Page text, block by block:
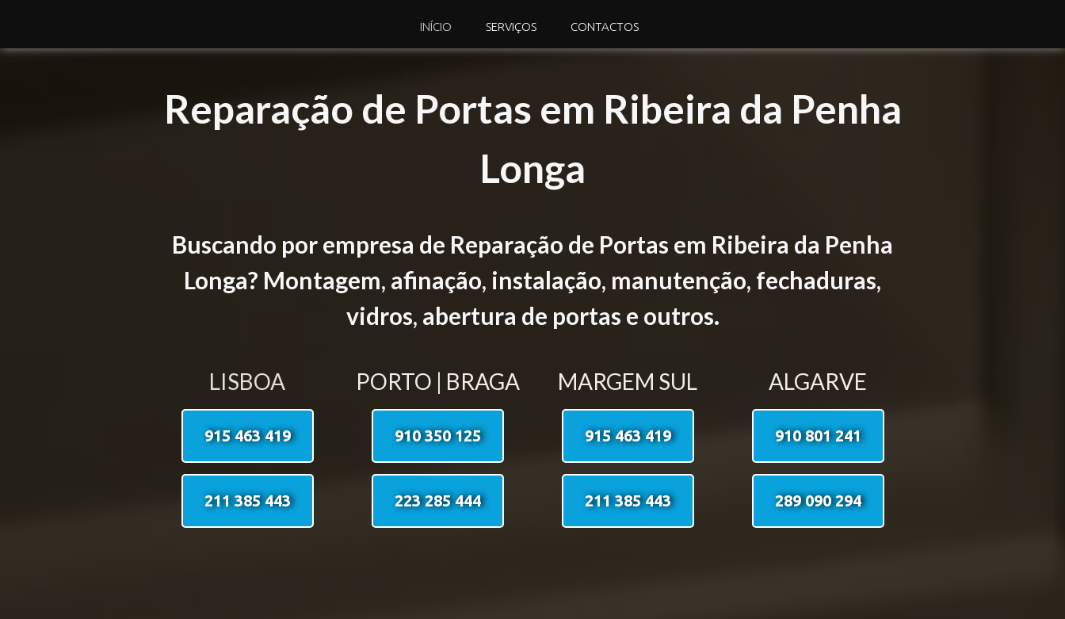
INÍCIO SERVIÇOS CONTACTOS
Reparação de Portas em Ribeira da Penha
Longa
Buscando por empresa de Reparação de Portas em Ribeira da Penha
Longa? Montagem, afinação, instalação, manutenção, fechaduras,
vidros, abertura de portas e outros.
LISBOA
915 463 419
211 385 443
PORTO | BRAGA
910 350 125
223 285 444
MARGEM SUL
915 463 419
211 385 443
ALGARVE
910 801 241
289 090 294